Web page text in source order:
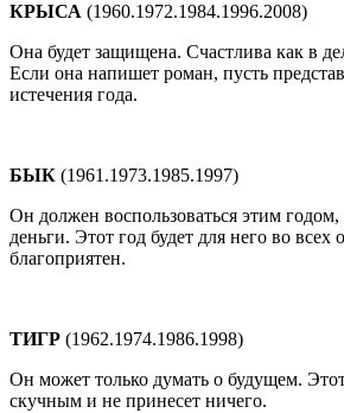
КРЫСА (1960.1972.1984.1996.2008)
Она будет защищена. Счастлива как в
Если она напишет роман, пусть
истечения года.
БЫК (1961.1973.1985.1997)
Он должен воспользоваться этим
деньги. Этот год будет для него во всех
благоприятен.
ТИГР (1962.1974.1986.1998)
Он может только думать о будущем.
скучным и не принесет ничего.